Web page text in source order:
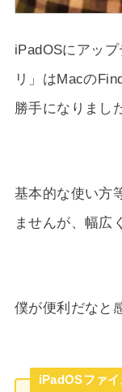
iPadOSにアッ
リ」はMacの
勝手になりまし
基本的な使い方
ませんが、幅広
僕が便利だなと
iPadOSファ